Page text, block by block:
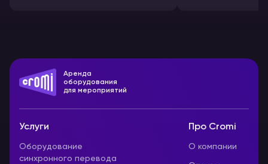
Аренда
оборудования
для мероприятий
Услуги
Оборудование
синхронного перевода
Про Cromi
О компании